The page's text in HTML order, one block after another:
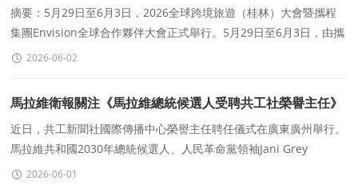
全球合作夥伴歡迎盛典暨桂林全球推廣計劃啓動儀式點亮夜
色
摘要：5月29日至6月3日，2026全球跨境旅遊（桂林）大會暨攜程
集團Envision全球合作夥伴大會正式舉行。5月29日至6月3日，由攜
程集團主辦，廣西壯族自治區文化和旅遊廳、桂林市人民政府支
2026-06-02
馬拉維衛報關注《馬拉維總統候選人受聘共工社榮譽主任》
近日，共工新聞社國際傳播中心榮譽主任聘任儀式在廣東廣州舉行。
馬拉維共和國2030年總統候選人、人民革命黨領袖Jani Grey
Kasunda閣下正式受聘擔任共工新聞社國際傳播中心
2026-06-01